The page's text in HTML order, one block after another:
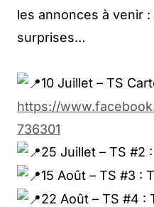
les annonces à venir
surprises…
10 Juillet – TS
https://
736301
25 Juillet – TS #2
15 Août – TS #3 :
22 Août – TS #4 :